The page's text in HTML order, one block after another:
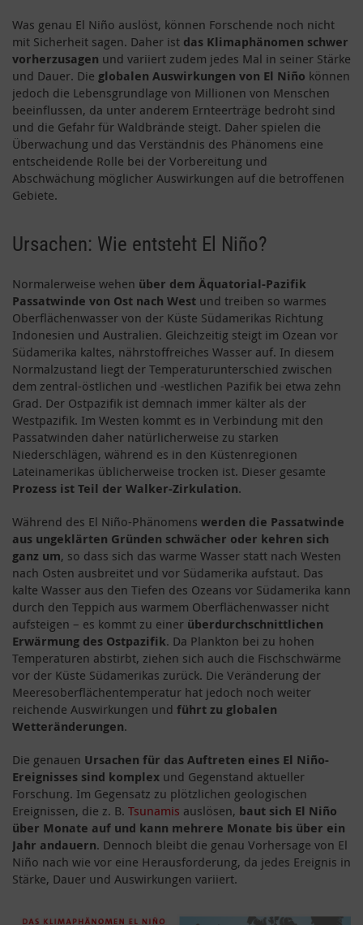
Was genau El Niño auslöst, können Forschende noch nicht
mit Sicherheit sagen. Daher ist das Klimaphänomen schwer
vorherzusagen und variiert zudem jedes Mal in seiner Stärke
und Dauer. Die globalen Auswirkungen von El Niño können
jedoch die Lebensgrundlage von Millionen von Menschen
beeinflussen, da unter anderem Ernteerträge bedroht sind
und die Gefahr für Waldbrände steigt. Daher spielen die
Überwachung und das Verständnis des Phänomens eine
entscheidende Rolle bei der Vorbereitung und
Abschwächung möglicher Auswirkungen auf die betroffenen
Gebiete.
Ursachen: Wie entsteht El Niño?
Normalerweise wehen über dem Äquatorial-Pazifik
Passatwinde von Ost nach West und treiben so warmes
Oberflächenwasser von der Küste Südamerikas Richtung
Indonesien und Australien. Gleichzeitig steigt im Ozean vor
Südamerika kaltes, nährstoffreiches Wasser auf. In diesem
Normalzustand liegt der Temperaturunterschied zwischen
dem zentral-östlichen und -westlichen Pazifik bei etwa zehn
Grad. Der Ostpazifik ist demnach immer kälter als der
Westpazifik. Im Westen kommt es in Verbindung mit den
Passatwinden daher natürlicherweise zu starken
Niederschlägen, während es in den Küstenregionen
Lateinamerikas üblicherweise trocken ist. Dieser gesamte
Prozess ist Teil der Walker-Zirkulation.
Während des El Niño-Phänomens werden die Passatwinde
aus ungeklärten Gründen schwächer oder kehren sich
ganz um, so dass sich das warme Wasser statt nach Westen
nach Osten ausbreitet und vor Südamerika aufstaut. Das
kalte Wasser aus den Tiefen des Ozeans vor Südamerika kann
durch den Teppich aus warmem Oberflächenwasser nicht
aufsteigen – es kommt zu einer überdurchschnittlichen
Erwärmung des Ostpazifik. Da Plankton bei zu hohen
Temperaturen abstirbt, ziehen sich auch die Fischschwärme
vor der Küste Südamerikas zurück. Die Veränderung der
Meeresoberflächentemperatur hat jedoch noch weiter
reichende Auswirkungen und führt zu globalen
Wetteränderungen.
Die genauen Ursachen für das Auftreten eines El Niño-
Ereignisses sind komplex und Gegenstand aktueller
Forschung. Im Gegensatz zu plötzlichen geologischen
Ereignissen, die z. B. Tsunamis auslösen, baut sich El Niño
über Monate auf und kann mehrere Monate bis über ein
Jahr andauern. Dennoch bleibt die genau Vorhersage von El
Niño nach wie vor eine Herausforderung, da jedes Ereignis in
Stärke, Dauer und Auswirkungen variiert.